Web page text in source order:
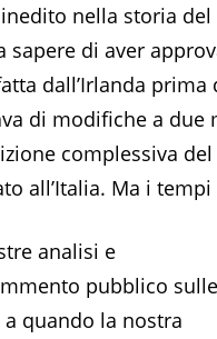
nella storia del
sapere di aver
dall’Irlanda
di modifiche a due
complessiva
all’Italia. Ma i
analisi e
pubblico sulle
quando la nostra